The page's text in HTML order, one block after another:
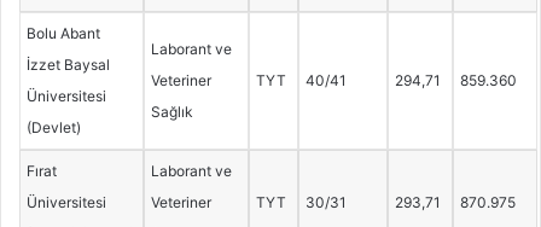
Bolu Abant
İzzet Baysal
Üniversitesi
(Devlet)
Laborant ve
Veteriner
Sağlık
TYT 40/41 294,71 859.360
Fırat
Üniversitesi
Laborant ve
Veteriner
TYT 30/31 293,71 870.975